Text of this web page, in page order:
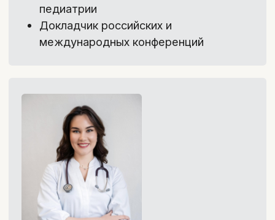
Галиной Киреевой
бесплатно
23 900 ₽ 29 900 ₽
Как проходит курс: